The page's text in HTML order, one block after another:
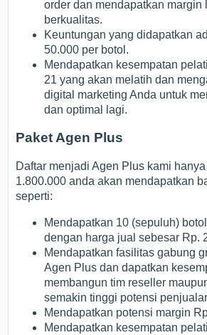
order dan mendapatkan margin
berkualitas.
Keuntungan yang didapatkan
50.000 per botol.
Mendapatkan kesempatan
21 yang akan melatih dan
digital marketing Anda untuk
dan optimal lagi.
Paket Agen Plus
Daftar menjadi Agen Plus kami
1.800.000 anda akan mendapatkan
seperti:
Mendapatkan 10 (sepuluh)
dengan harga jual sebesar Rp.
Mendapatkan fasilitas gabung
Agen Plus dan dapatkan
membangun tim reseller
semakin tinggi potensi
Mendapatkan potensi margin
Mendapatkan kesempatan